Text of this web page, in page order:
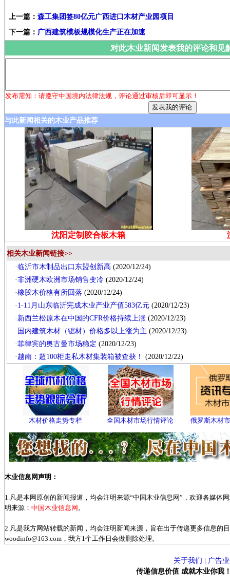
上一篇： 森工集团签80亿元广西进口木材产业园项目
下一篇： 广西建筑模板规模化生产正在加速
对此木业新闻发表我的评论和见
发布需知：请遵守中国境内法律法规，评论通过审核后即可显示！
与此新闻相关的木业产品推荐
沈阳定制胶合板木箱
相关木业新闻链接>>
·临沂市木制品出口东盟创新高 (2020/12/24)
·非洲硬木欧洲市场销售变冷 (2020/12/24)
·橡胶木价格有所回落 (2020/12/24)
· 1-11月山东临沂完成木业产业产值583亿元 (2020/12/23)
· 新西兰松原木在中国的CFR价格持续上涨 (2020/12/23)
· 国内建筑木材（锯材）价格多以上涨为主 (2020/12/23)
·菲律宾的奥古曼市场稳定 (2020/12/23)
· 越南：超100柜走私木材集装箱被查获！ (2020/12/22)
木材价格走势专栏 全国木材市场行情评论 俄罗斯木材
木业信息网声明：
1.凡是本网原创的新闻报道，均会注明来源“中国木业信息网”，欢迎各媒体
明来源： 中国木业信息网 。
2.凡是我方网站转载的新闻，均会注明新闻来源，旨在出于传递更多信息的
woodinfo@163.com，我方1个工作日会做删除处理。
关于我们
广告
传递信息价值 成就木业你我